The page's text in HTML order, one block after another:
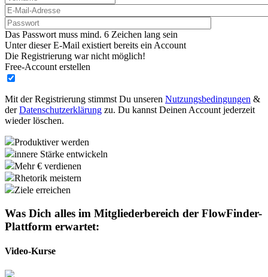
Das Passwort muss mind. 6 Zeichen lang sein
Unter dieser E-Mail existiert bereits ein Account
Die Registrierung war nicht möglich!
Free-Account erstellen
Mit der Registrierung stimmst Du unseren Nutzungsbedingungen &
derDatenschutzerklärung zu. Du kannst Deinen Account jederzeit
wieder löschen.
Produktiver werden
innere Stärke entwickeln
Mehr € verdienen
Rhetorik meistern
Ziele erreichen
Was Dich alles im Mitgliederbereich der FlowFinder-
Plattform erwartet:
Video-Kurse